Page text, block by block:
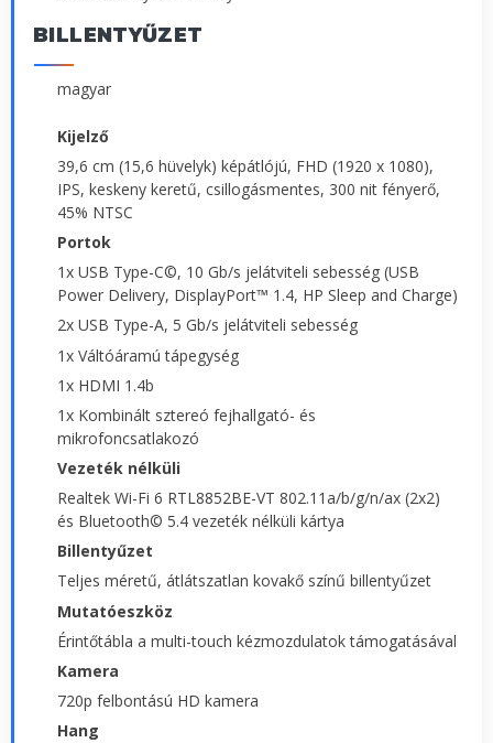
BILLENTYŰZET
magyar
Kijelző
39,6 cm (15,6 hüvelyk) képátlójú, FHD (1920 x 1080),
IPS, keskeny keretű, csillogásmentes, 300 nit fényerő,
45% NTSC
Portok
1x USB Type-C©, 10 Gb/s jelátviteli sebesség (USB
Power Delivery, DisplayPort™ 1.4, HP Sleep and Charge)
2x USB Type-A, 5 Gb/s jelátviteli sebesség
1x Váltóáramú tápegység
1x HDMI 1.4b
1x Kombinált sztereó fejhallgató- és
mikrofoncsatlakozó
Vezeték nélküli
Realtek Wi-Fi 6 RTL8852BE-VT 802.11a/b/g/n/ax (2x2)
és Bluetooth© 5.4 vezeték nélküli kártya
Billentyűzet
Teljes méretű, átlátszatlan kovakő színű billentyűzet
Mutatóeszköz
Érintőtábla a multi-touch kézmozdulatok támogatásával
Kamera
720p felbontású HD kamera
Hang